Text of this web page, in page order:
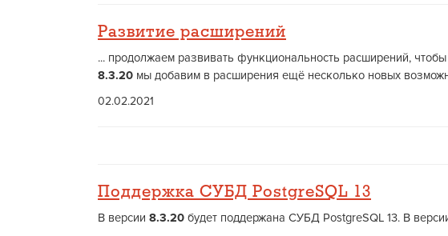
Развитие расширений
... продолжаем развивать функциональность расширений,
8.3.20 мы добавим в расширения ещё несколько новых
02.02.2021
Поддержка СУБД PostgreSQL 13
В версии 8.3.20 будет поддержана СУБД PostgreSQL 13. В